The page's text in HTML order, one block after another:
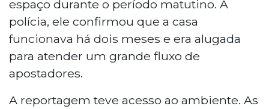
espaço durante o período matutino. À
polícia, ele confirmou que a casa
funcionava há dois meses e era alugada
para atender um grande fluxo de
apostadores.
A reportagem teve acesso ao ambiente. As